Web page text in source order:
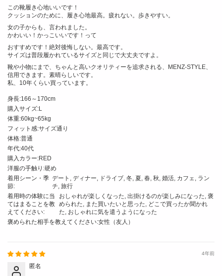
この靴履き心地いいです！
クッションのために、履き心地最高。疲れない。歩きやすい。
女の子からも、言われました。
かわいい！かっこいいです！って
おすすめです！絶対後悔しない。最高です。
サイズは普段履かれているサイズと同じで大丈夫ですよ。
靴や小物にまで、ちゃんと高いクオリティーを追求される、MENZ-STYLE、
信用できます。素晴らしいです。
私、10年くらい買っています。
身長:166～170cm
購入サイズ:L
体重:60kg~65kg
フィット感:サイズ通り
体格:普通
年代:40代
購入カラー:RED
洋服の手触り:硬め
着用シーン・季
節:
デート, ディナー, ドライブ, 冬, 夏, 春, 秋, 婚活, カフェ, ラン
チ, 旅行
着用時の体験に当
てはまることを教
えてください:
おしゃれが楽しくなった, 出掛けるのが楽しみになった, 褒
められた, また買いたいと思った, どこで買ったか聞かれ
た, おしゃれに気を遣うようになった
褒められた相手を教えてください:女性（友人）
4年前
匿名